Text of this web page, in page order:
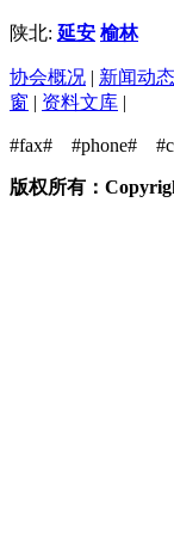
陕北: 延安 榆林
协会概况 | 新闻动态
窗 | 资料文库 |
#fax# #phone#
版权所有：